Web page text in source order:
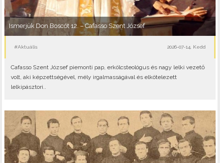
Ismerjük Don Boscót 12. – Cafasso Szent József
#Aktuális 2026-07-14, Kedd
Cafasso Szent József piemonti pap, erkölcsteológus és nagy lelki vezető
volt, aki képzettségével, mély irgalmasságával és elkötelezett
lelkipásztori..